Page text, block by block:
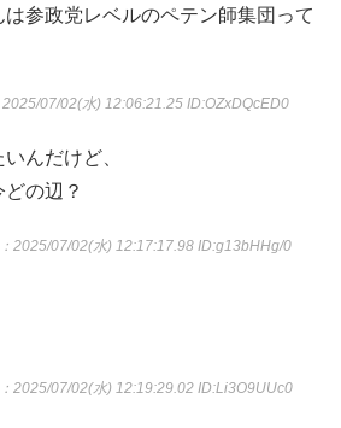
参政党レベルのペテン師集団って
2025/07/02(水) 12:06:21.25 ID:OZxDQcED0
んだけど、
の辺？
：2025/07/02(水) 12:17:17.98 ID:g13bHHg/0
：2025/07/02(水) 12:19:29.02 ID:Li3O9UUc0